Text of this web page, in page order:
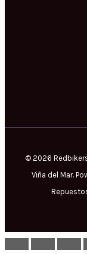
© 2026
Viña del Mar.